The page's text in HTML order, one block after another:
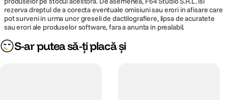
rezerva dreptul de a corecta eventuale omisiuni sau erori in afisare care
pot surveni in urma unor greseli de dactilografiere, lipsa de acuratete
sau erori ale produselor software, fara a anunta in prealabil.
S-ar putea să-ți placă și